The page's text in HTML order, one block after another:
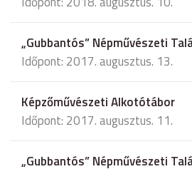
„Gubbantós” Népművészeti
Időpont: 2017. augusztus. 13.
Képzőművészeti Alkotótábor
Időpont: 2017. augusztus. 11.
„Gubbantós” Népművészeti